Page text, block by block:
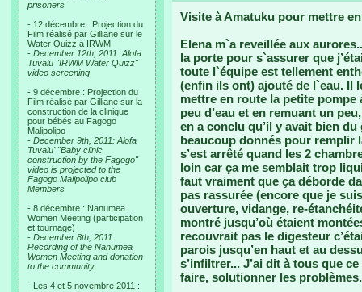
prisoners
- 12 décembre : Projection du
Film réalisé par Gilliane sur le
Water Quizz à IRWM
- December 12th, 2011: Alofa
Tuvalu "IRWM Water Quizz"
video screening
- 9 décembre : Projection du
Film réalisé par Gilliane sur la
construction de la clinique
pour bébés au Fagogo
Malipolipo
- December 9th, 2011: Alofa
Tuvalu' "Baby clinic
construction by the Fagogo"
video is projected to the
Fagogo Malipolipo club
Members
- 8 décembre : Nanumea
Women Meeting (participation
et tournage)
- December 8th, 2011:
Recording of the Nanumea
Women Meeting and donation
to the community.
- Les 4 et 5 novembre 2011 :
Visite à Amatuku pour mettre
Elena m`a reveillée aux
la porte pour s`assurer que
toute l`équipe est tellement
(enfin ils ont) ajouté de l`eau. Il
mettre en route la petite pompe
peu d’eau et en remuant un
en a conclu qu’il y avait bien
beaucoup donnés pour remplir
s’est arrêté quand les 2
loin car ça me semblait trop
faut vraiment que ça déborde
pas rassurée (encore que je
ouverture, vidange, re-
montré jusqu’où étaient
recouvrait pas le digesteur
parois jusqu’en haut et au
s’infiltrer... J’ai dit à tous que
faire, solutionner les problèmes.